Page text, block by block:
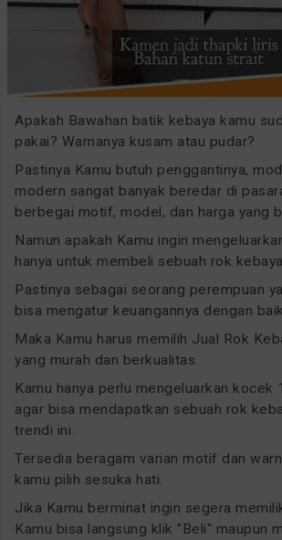
Apakah Bawahan batik kebaya kamu
pakai? Warnanya kusam atau pudar?
Pastinya Kamu butuh penggantinya,
modern sangat banyak beredar di
berbegai motif, model, dan harga yang
Namun apakah Kamu ingin
hanya untuk membeli sebuah rok
Pastinya sebagai seorang perempuan
bisa mengatur keuangannya dengan
Maka Kamu harus memilih Jual Rok
yang murah dan berkualitas.
Kamu hanya perlu mengeluarkan kocek
agar bisa mendapatkan sebuah rok
trendi ini.
Tersedia beragam varian motif dan
kamu pilih sesuka hati.
Jika Kamu berminat ingin segera
Kamu bisa langsung klik "Beli" maupun